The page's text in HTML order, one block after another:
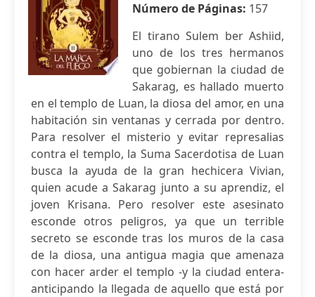
Número de Páginas: 157
El tirano Sulem ber Ashiid,
uno de los tres hermanos
que gobiernan la ciudad de
Sakarag, es hallado muerto
en el templo de Luan, la diosa del amor, en una
habitación sin ventanas y cerrada por dentro.
Para resolver el misterio y evitar represalias
contra el templo, la Suma Sacerdotisa de Luan
busca la ayuda de la gran hechicera Vivian,
quien acude a Sakarag junto a su aprendiz, el
joven Krisana. Pero resolver este asesinato
esconde otros peligros, ya que un terrible
secreto se esconde tras los muros de la casa
de la diosa, una antigua magia que amenaza
con hacer arder el templo -y la ciudad entera-
anticipando la llegada de aquello que está por